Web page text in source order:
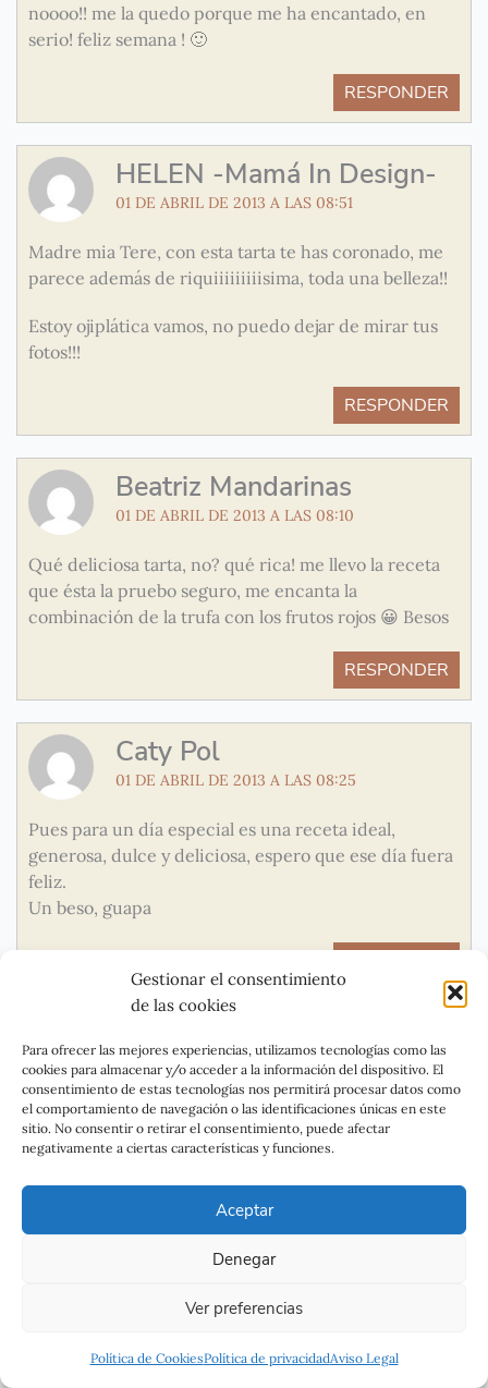
Gestionar el consentimiento
de las cookies
Para ofrecer las mejores experiencias, utilizamos tecnologías como las
cookies para almacenar y/o acceder a la información del dispositivo. El
consentimiento de estas tecnologías nos permitirá procesar datos como
el comportamiento de navegación o las identificaciones únicas en este
sitio. No consentir o retirar el consentimiento, puede afectar
negativamente a ciertas características y funciones.
Aceptar
Denegar
Ver preferencias
Política de CookiesPolítica de privacidadAviso Legal
noooo!! me la quedo porque me ha encantado, en
serio! feliz semana ! 🙂
RESPONDER
HELEN -Mamá In Design-
01 DE ABRIL DE 2013 A LAS 08:51
Madre mia Tere, con esta tarta te has coronado, me
parece además de riquiiiiiiiiisima, toda una belleza!!
Estoy ojiplática vamos, no puedo dejar de mirar tus
fotos!!!
RESPONDER
Beatriz Mandarinas
01 DE ABRIL DE 2013 A LAS 08:10
Qué deliciosa tarta, no? qué rica! me llevo la receta
que ésta la pruebo seguro, me encanta la
combinación de la trufa con los frutos rojos 😀 Besos
RESPONDER
Caty Pol
01 DE ABRIL DE 2013 A LAS 08:25
Pues para un día especial es una receta ideal,
generosa, dulce y deliciosa, espero que ese día fuera
feliz.
Un beso, guapa
Delicias Baruz
01 DE ABRIL DE 2013 A LAS 08:15
Un auténtico pecado, qué maravilla. Un abrazo, Clara.
dices, sencilla pero tiene su trabajo, sólo un poquito